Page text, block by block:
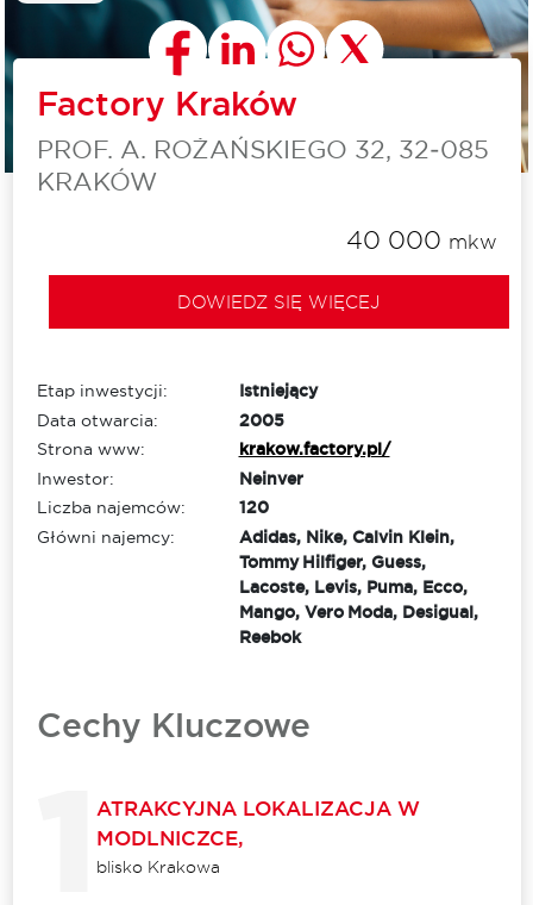
Factory Kraków
PROF. A. ROŻAŃSKIEGO 32, 32‑085
KRAKÓW
40 000 mkw
DOWIEDZ SIĘ WIĘCEJ
Etap inwestycji:
Istniejący
Data otwarcia:
2005
Strona www:
krakow.factory.pl/
Inwestor:
Neinver
Liczba najemców:
120
Główni najemcy:
Adidas, Nike, Calvin Klein,
Tommy Hilfiger, Guess,
Lacoste, Levis, Puma, Ecco,
Mango, Vero Moda, Desigual,
Reebok
Cechy Kluczowe
ATRAKCYJNA LOKALIZACJA W
MODLNICZCE,
blisko Krakowa